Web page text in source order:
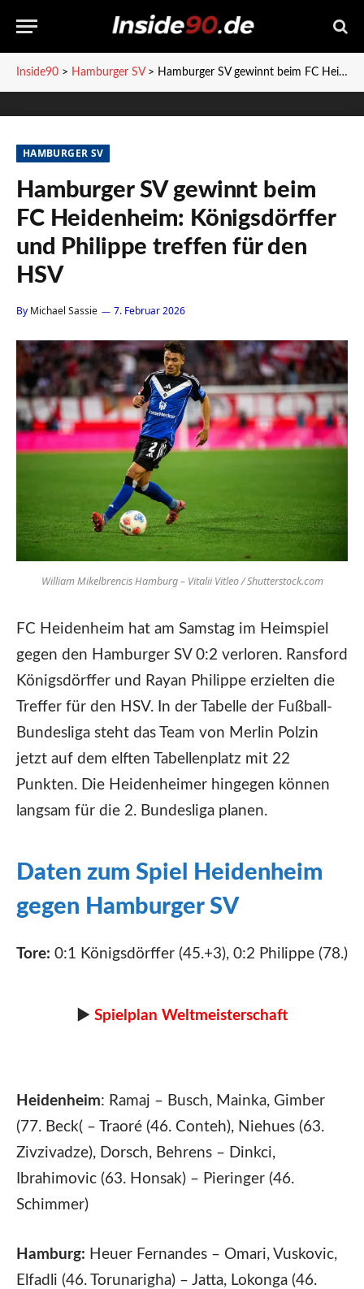
Inside90 > Hamburger SV> Hamburger SV gewinnt beim FC Heidenheim: Königsdörffer und Philippe treffen für den HSV
HAMBURGER SV
Hamburger SV gewinnt beim
FC Heidenheim: Königsdörffer
und Philippe treffen für den
HSV
By Michael Sassie 7. Februar 2026
William Mikelbrencis Hamburg – Vitalii Vitleo / Shutterstock.com
FC Heidenheim hat am Samstag im Heimspiel
gegen den Hamburger SV 0:2 verloren. Ransford
Königsdörffer und Rayan Philippe erzielten die
Treffer für den HSV. In der Tabelle der Fußball-
Bundesliga steht das Team von Merlin Polzin
jetzt auf dem elften Tabellenplatz mit 22
Punkten. Die Heidenheimer hingegen können
langsam für die 2. Bundesliga planen.
Daten zum Spiel Heidenheim
gegen Hamburger SV
Tore: 0:1 Königsdörffer (45.+3), 0:2 Philippe (78.)
► Spielplan Weltmeisterschaft
Heidenheim: Ramaj – Busch, Mainka, Gimber
(77. Beck( – Traoré (46. Conteh), Niehues (63.
Zivzivadze), Dorsch, Behrens – Dinkci,
Ibrahimovic (63. Honsak) – Pieringer (46.
Schimmer)
Hamburg: Heuer Fernandes – Omari, Vuskovic,
Elfadli (46. Torunarigha) – Jatta, Lokonga (46.